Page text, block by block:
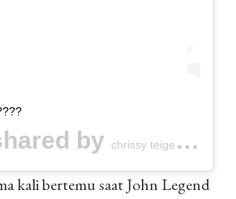
by chrissy teigen
kali bertemu saat John Legend